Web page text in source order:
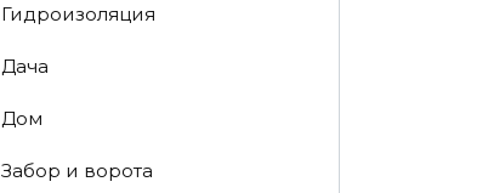
Гидроизоляция
Дача
Дом
Забор и ворота